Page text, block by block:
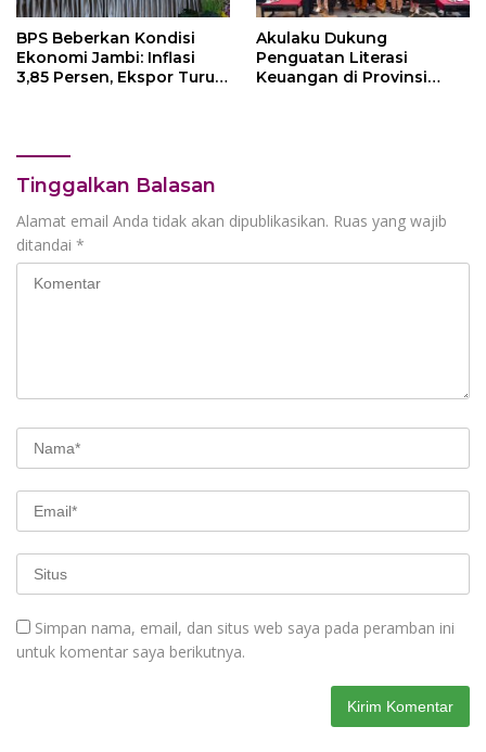
BPS Beberkan Kondisi
Ekonomi Jambi: Inflasi
3,85 Persen, Ekspor Turun
Akulaku Dukung
Penguatan Literasi
Keuangan di Provinsi
Tinggalkan Balasan
Alamat email Anda tidak akan dipublikasikan. Ruas yang wajib
ditandai *
Simpan nama, email, dan situs web saya pada peramban ini
untuk komentar saya berikutnya.